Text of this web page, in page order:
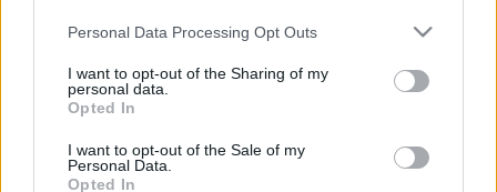
Please note that this website/app uses one or more Google
not limited to your visit or usage behaviour. You may click to
grant or deny consent to Google and its third-party tags to
use your data for below specified purposes in below Google
consent section.
Personal Data Processing Opt Outs
I want to opt-out of the Sharing of my
personal data.
Opted In
I want to opt-out of the Sale of my
Personal Data.
Opted In
Applikáció